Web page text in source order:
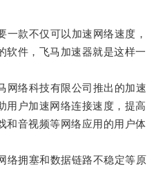
款不仅可以加速网络速度，
软件，飞马加速器就是这样一
络科技有限公司推出的加速
用户加速网络连接速度，提高
和音视频等网络应用的用户体
拥塞和数据链路不稳定等原